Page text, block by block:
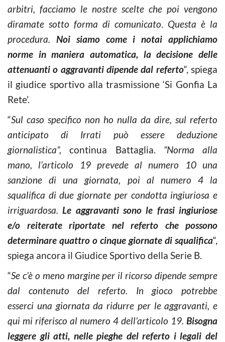
arbitri, facciamo le nostre scelte che poi vengono
diramate sotto forma di comunicato. Questa è la
procedura. Noi siamo come i notai applichiamo
norme in maniera automatica, la decisione delle
attenuanti o aggravanti dipende dal referto“, spiega
il giudice sportivo alla trasmissione ‘Si Gonfia La
Rete’.
“Sul caso specifico non ho nulla da dire, sul referto
anticipato di Irrati può essere deduzione
giornalistica”,continua Battaglia. “Norma alla
mano, l’articolo 19 prevede al numero 10 una
sanzione di una giornata, poi al numero 4 la
squalifica di due giornate per condotta ingiuriosa e
irriguardosa.Le aggravanti sono le frasi ingiuriose
e/o reiterate riportate nel referto che possono
determinare quattro o cinque giornate di squalifica“,
spiega ancora il Giudice Sportivo della Serie B.
“Se c’è o meno margine per il ricorso dipende sempre
dal contenuto del referto. In gioco potrebbe
esserci una giornata da ridurre per le aggravanti, e
qui mi riferisco al numero 4 dell’articolo 19. Bisogna
leggere gli atti, nelle pieghe del referto i legali del